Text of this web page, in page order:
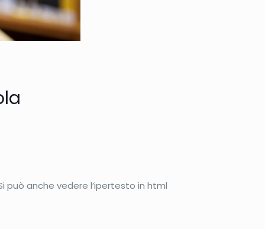
può anche vedere l’ipertesto in html